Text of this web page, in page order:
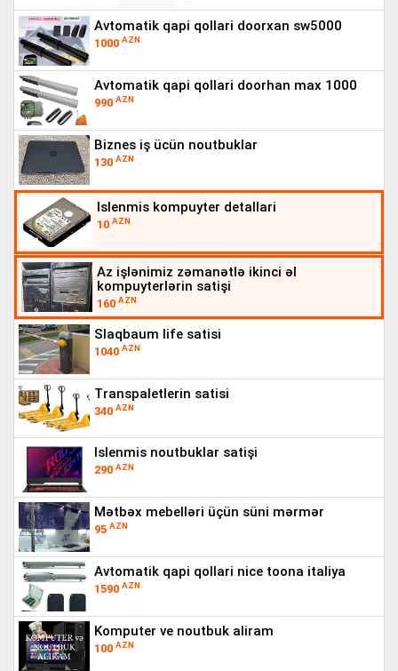
avtomatik qapi qollari doorxan sw5000
1000 AZN
avtomatik qapi qollari doorhan max 1000
990 AZN
biznes iş ücün noutbuklar
130 AZN
islenmis kompuyter detallari
10 AZN
az işlənimiz zəmanətlə ikinci əl
kompuyterlərin satişi
160 AZN
slaqbaum life satisi
1040 AZN
transpaletlerin satisi
340 AZN
islenmis noutbuklar satişi
290 AZN
mətbəx mebelləri üçün süni mərmər
95 AZN
avtomatik qapi qollari nice toona italiya
1590 AZN
komputer ve noutbuk aliram
100 AZN